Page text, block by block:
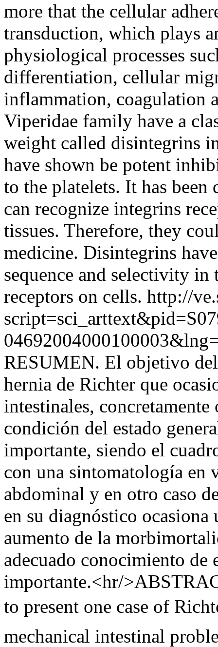
more that the cellular
transduction, which plays
physiological processes
differentiation, cellular
inflammation, coagulation
Viperidae family have a
weight called disintegrins
have shown be potent
to the platelets. It has
can recognize integrins
tissues. Therefore, they
medicine. Disintegrins
sequence and selectivity
receptors on cells. http://
RESUMEN. El objetivo del
hernia de Richter que
intestinales,
condición del estado
importante, siendo el
con una sintomatología en
abdominal y en otro caso
en su diagnóstico
aumento de la
adecuado conocimiento de
importante.<hr/
to present one case of
mechanical intestinal